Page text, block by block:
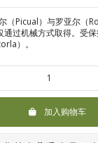
（Picual）与罗亚尔（
过机械方式取得。受
）。
加入购物车